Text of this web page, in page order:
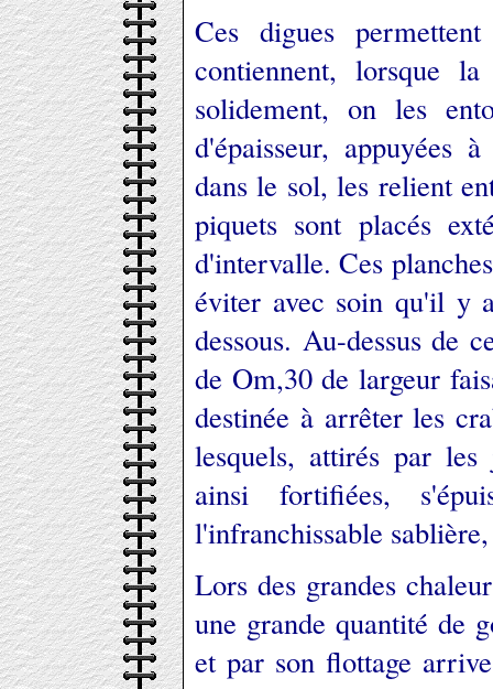
Ces digues
contiennent, lorsque
solidement, on les
d'épaisseur, appuyées
dans le sol, les relient
piquets sont placés
d'intervalle. Ces
éviter avec soin qu'il y
dessous. Au-dessus de
de Om,30 de largeur
destinée à arrêter les
lesquels, attirés par
ainsi fortifiées,
l'infranchissable
Lors des grandes
une grande quantité de
et par son flottage